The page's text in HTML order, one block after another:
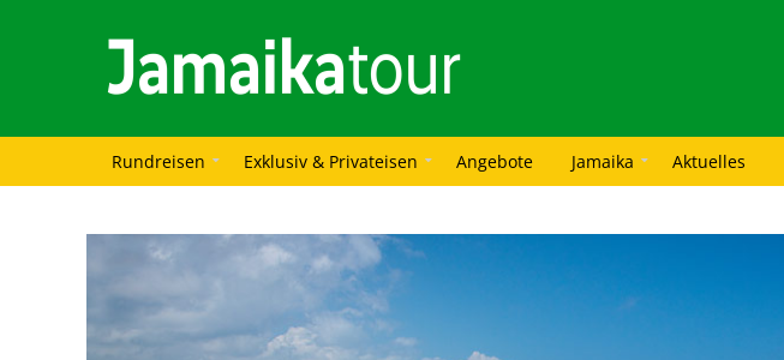
Rundreisen Exklusiv & Privateisen Angebote Jamaika Aktuelles